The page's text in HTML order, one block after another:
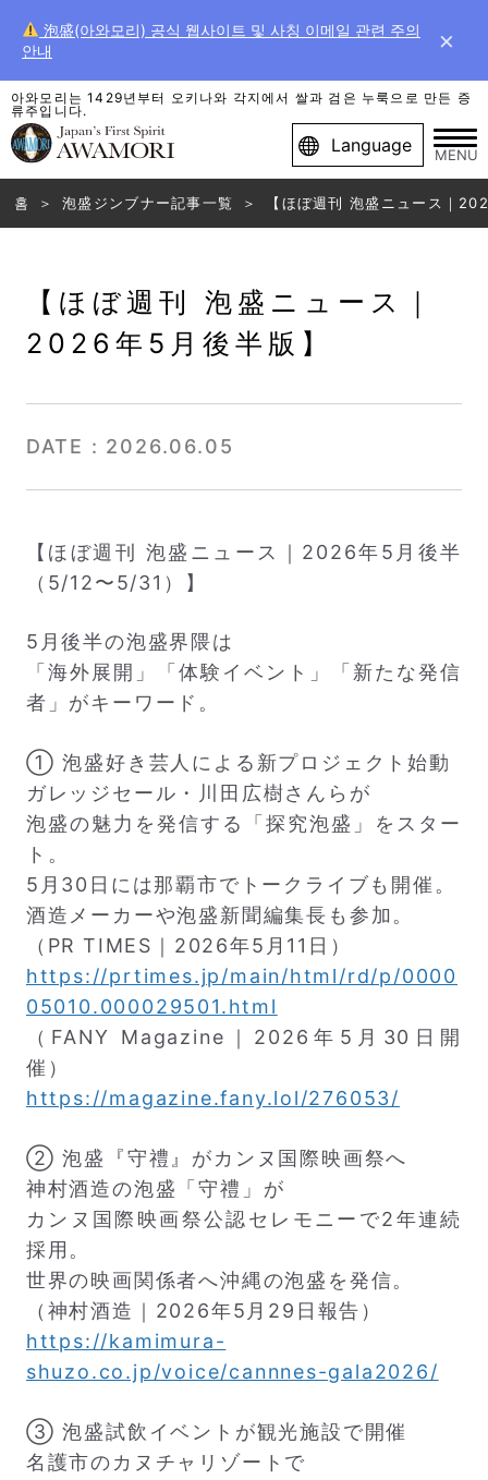
泡盛(아와모리) 공식 웹사이트 및 사칭 이메일 관련 주의
안내
×
아와모리는 1429년부터 오키나와 각지에서 쌀과 검은 누룩으로 만든 증
류주입니다.
Language MENU
홈 泡盛ジンブナー記事一覧 【ほぼ週刊 泡盛ニュース｜
【ほぼ週刊 泡盛ニュース｜
2026年5月後半版】
DATE : 2026.06.05
【ほぼ週刊 泡盛ニュース｜2026年5月後半
（5/12〜5/31）】
5月後半の泡盛界隈は
「海外展開」「体験イベント」「新たな発信
者」がキーワード。
① 泡盛好き芸人による新プロジェクト始動
ガレッジセール・川田広樹さんらが
泡盛の魅力を発信する「探究泡盛」をスター
ト。
5月30日には那覇市でトークライブも開催。
酒造メーカーや泡盛新聞編集長も参加。
（PR TIMES｜2026年5月11日）
https://prtimes.jp/main/html/rd/p/0000
05010.000029501.html
（FANY Magazine｜2026年5月30日開
催）
https://magazine.fany.lol/276053/
② 泡盛『守禮』がカンヌ国際映画祭へ
神村酒造の泡盛「守禮」が
カンヌ国際映画祭公認セレモニーで2年連続
採用。
世界の映画関係者へ沖縄の泡盛を発信。
（神村酒造｜2026年5月29日報告）
https://kamimura-
shuzo.co.jp/voice/cannnes-gala2026/
③ 泡盛試飲イベントが観光施設で開催
名護市のカヌチャリゾートで